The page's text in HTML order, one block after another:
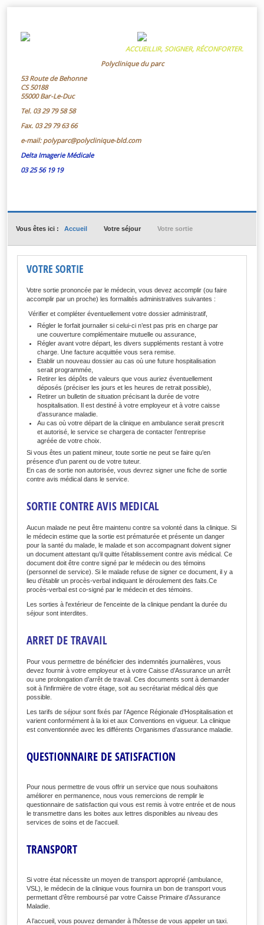
ACCUEILLIR, SOIGNER, RÉCONFORTER.
Polyclinique du parc
53 Route de Behonne
CS 50188
55000 Bar-Le-Duc
Tel. 03 29 79 58 58
Fax. 03 29 79 63 66
e-mail: polyparc@polyclinique-bld.com
Delta Imagerie Médicale
03 25 56 19 19
Vous êtes ici : Accueil Votre séjour Votre sortie
VOTRE SORTIE
Votre sortie prononcée par le médecin, vous devez accomplir (ou faire
accomplir par un proche) les formalités administratives suivantes :
Vérifier et compléter éventuellement votre dossier administratif,
Régler le forfait journalier si celui-ci n’est pas pris en charge par
une couverture complémentaire mutuelle ou assurance,
Régler avant votre départ, les divers suppléments restant à votre
charge. Une facture acquittée vous sera remise.
Etablir un nouveau dossier au cas où une future hospitalisation
serait programmée,
Retirer les dépôts de valeurs que vous auriez éventuellement
déposés (préciser les jours et les heures de retrait possible),
Retirer un bulletin de situation précisant la durée de votre
hospitalisation. Il est destiné à votre employeur et à votre caisse
d’assurance maladie.
Au cas où votre départ de la clinique en ambulance serait prescrit
et autorisé, le service se chargera de contacter l’entreprise
agréée de votre choix.
Si vous êtes un patient mineur, toute sortie ne peut se faire qu’en
présence d’un parent ou de votre tuteur.
En cas de sortie non autorisée, vous devrez signer une fiche de sortie
contre avis médical dans le service.
SORTIE CONTRE AVIS MEDICAL
Aucun malade ne peut être maintenu contre sa volonté dans la clinique. Si
le médecin estime que la sortie est prématurée et présente un danger
pour la santé du malade, le malade et son accompagnant doivent signer
un document attestant qu’il quitte l’établissement contre avis médical. Ce
document doit être contre signé par le médecin ou des témoins
(personnel de service). Si le malade refuse de signer ce document, il y a
lieu d’établir un procès-verbal indiquant le déroulement des faits.Ce
procès-verbal est co-signé par le médecin et des témoins.
Les sorties à l'extérieur de l'enceinte de la clinique pendant la durée du
séjour sont interdites.
ARRET DE TRAVAIL
Pour vous permettre de bénéficier des indemnités journalières, vous
devez fournir à votre employeur et à votre Caisse d’Assurance un arrêt
ou une prolongation d’arrêt de travail. Ces documents sont à demander
soit à l’infirmière de votre étage, soit au secrétariat médical dès que
possible.
Les tarifs de séjour sont fixés par l’Agence Régionale d’Hospitalisation et
varient conformément à la loi et aux Conventions en vigueur. La clinique
est conventionnée avec les différents Organismes d’assurance maladie.
QUESTIONNAIRE DE SATISFACTION
Pour nous permettre de vous offrir un service que nous souhaitons
améliorer en permanence, nous vous remercions de remplir le
questionnaire de satisfaction qui vous est remis à votre entrée et de nous
le transmettre dans les boites aux lettres disponibles au niveau des
services de soins et de l’accueil.
TRANSPORT
Si votre état nécessite un moyen de transport approprié (ambulance,
VSL), le médecin de la clinique vous fournira un bon de transport vous
permettant d’être remboursé par votre Caisse Primaire d’Assurance
Maladie.
A l’accueil, vous pouvez demander à l’hôtesse de vous appeler un taxi.